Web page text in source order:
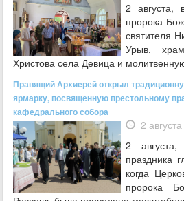
2 августа,
пророка
святителя
Урыв,
Христова села Девица и
Правящий Архиерей открыл
ярмарку, посвященную престольному
кафедрального собора
2
2
праздника
когда
пророка